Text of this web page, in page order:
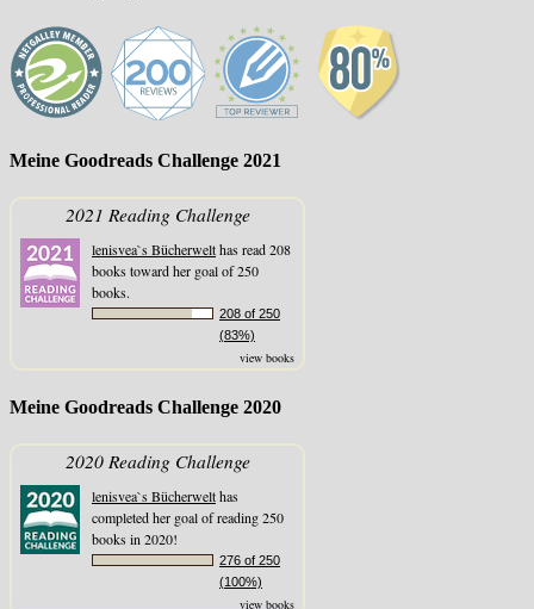
Meine Goodreads Challenge 2021
2021 Reading Challenge
lenisvea`s Bücherwelthas read 208
books toward her goal of 250
books.
208 of 250
(83%)
view books
Meine Goodreads Challenge 2020
2020 Reading Challenge
lenisvea`s Bücherwelthas
completed her goal of reading 250
books in 2020!
276 of 250
(100%)
view books